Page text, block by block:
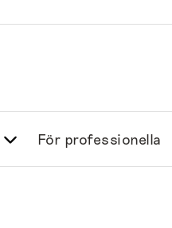
För professionella